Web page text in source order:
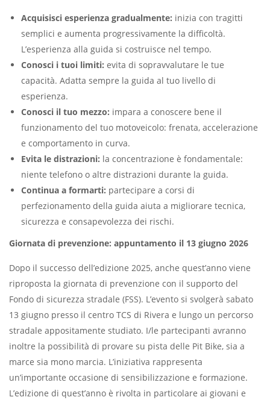
Acquisisci esperienza gradualmente: inizia con tragitti
semplici e aumenta progressivamente la difficoltà.
L’esperienza alla guida si costruisce nel tempo.
Conosci i tuoi limiti: evita di sopravvalutare le tue
capacità. Adatta sempre la guida al tuo livello di
esperienza.
Conosci il tuo mezzo: impara a conoscere bene il
funzionamento del tuo motoveicolo: frenata, accelerazione
e comportamento in curva.
Evita le distrazioni: la concentrazione è fondamentale:
niente telefono o altre distrazioni durante la guida.
Continua a formarti: partecipare a corsi di
perfezionamento della guida aiuta a migliorare tecnica,
sicurezza e consapevolezza dei rischi.
Giornata di prevenzione: appuntamento il 13 giugno 2026
Dopo il successo dell’edizione 2025, anche quest’anno viene
riproposta la giornata di prevenzione con il supporto del
Fondo di sicurezza stradale (FSS). L’evento si svolgerà sabato
13 giugno presso il centro TCS di Rivera e lungo un percorso
stradale appositamente studiato. I/le partecipanti avranno
inoltre la possibilità di provare su pista delle Pit Bike, sia a
marce sia mono marcia. L’iniziativa rappresenta
un’importante occasione di sensibilizzazione e formazione.
L’edizione di quest’anno è rivolta in particolare ai giovani e